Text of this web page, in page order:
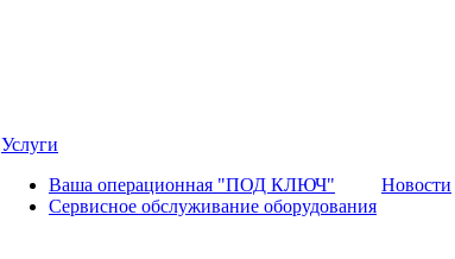
Услуги
Ваша операционная "ПОД КЛЮЧ"
Сервисное обслуживание оборудования
Новости